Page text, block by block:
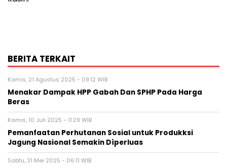
BERITA TERKAIT
Kamis, 21 Agustus 2025 - 09:12 WIB
Menakar Dampak HPP Gabah Dan SPHP Pada Harga
Beras
Kamis, 10 Juli 2025 - 11:29 WIB
Pemanfaatan Perhutanan Sosial untuk Produkksi
Jagung Nasional Semakin Dìperluas
Sabtu, 31 Mei 2025 - 06:11 WIB